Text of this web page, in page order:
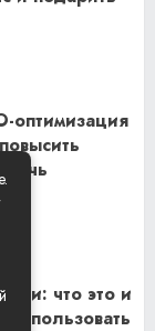
оптимизация
что это и